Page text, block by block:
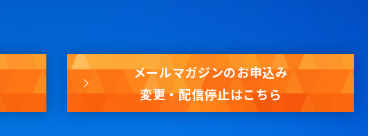
メールマガジンのお申込み
変更・配信停止はこちら